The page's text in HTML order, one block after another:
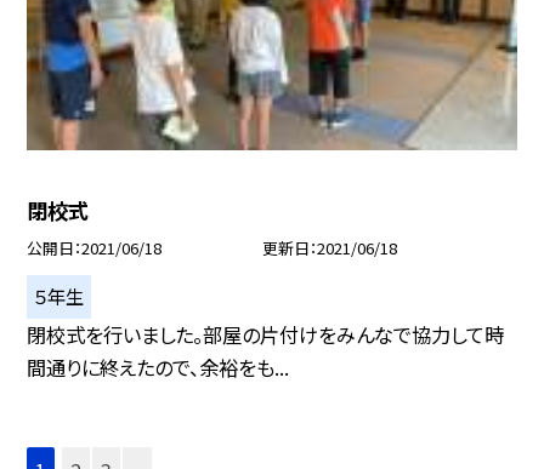
閉校式
公開日 2021/06/18 更新日 2021/06/18
５年生
閉校式を行いました。部屋の片付けをみんなで協力して時
間通りに終えたので、余裕をも...